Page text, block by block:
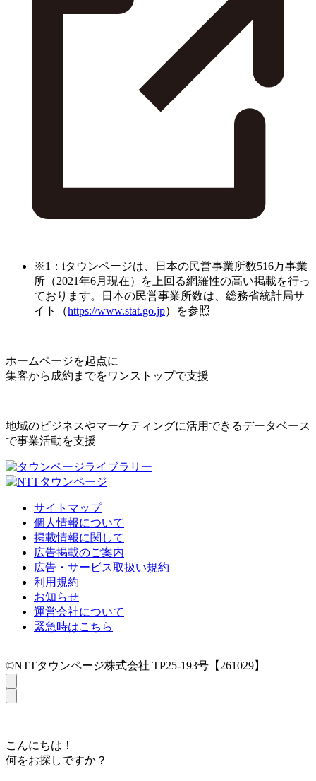
※1：iタウンページは、日本の民営事業所数516万事業
所（2021年6月現在）を上回る網羅性の高い掲載を行っ
ております。日本の民営事業所数は、総務省統計局サ
イト（https://www.stat.go.jp）を参照
ホームページを起点に
集客から成約までをワンストップで支援
地域のビジネスやマーケティングに活用できるデータベース
で事業活動を支援
サイトマップ
個人情報について
掲載情報に関して
広告掲載のご案内
広告・サービス取扱い規約
利用規約
お知らせ
運営会社について
緊急時はこちら
©NTTタウンページ株式会社 TP25-193号【261029】
こんにちは！
何をお探しですか？